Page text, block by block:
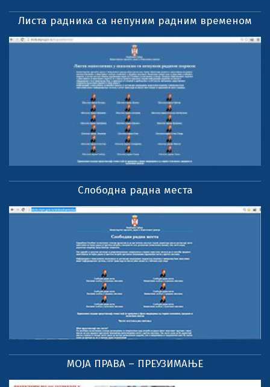
Листа радника са непуним радним временом
Слободна радна места
МОЈА ПРАВА – ПРЕУЗИМАЊЕ